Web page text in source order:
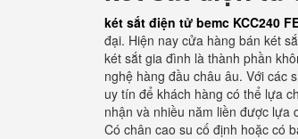
két sắt điện tử bemc KCC240
đại. Hiện nay cửa hàng bán két
két sắt gia đình là thành phần
nghệ hàng đầu châu âu. Với các
uy tín để khách hàng có thể lựa
nhận và nhiều năm liền được lựa
Có chân cao su cố định hoặc có